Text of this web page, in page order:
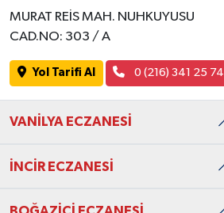
MURAT REİS MAH. NUHKUYUSU
CAD.NO: 303 / A
Yol Tarifi Al 0 (216) 341 25 74
VANİLYA ECZANESİ
İNCİR ECZANESİ